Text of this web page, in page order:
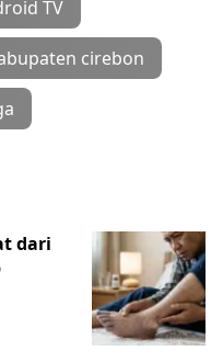
TV
cirebon
dari